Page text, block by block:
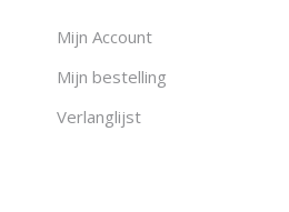
Mijn Account
Mijn bestelling
Verlanglijst